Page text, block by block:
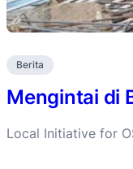
Berita
Mengintai di
Local Initiative for